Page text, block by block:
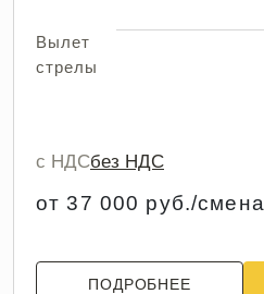
Вылет
стрелы
с НДСбез НДС
от 37 000 руб./смена
ПОДРОБНЕЕ